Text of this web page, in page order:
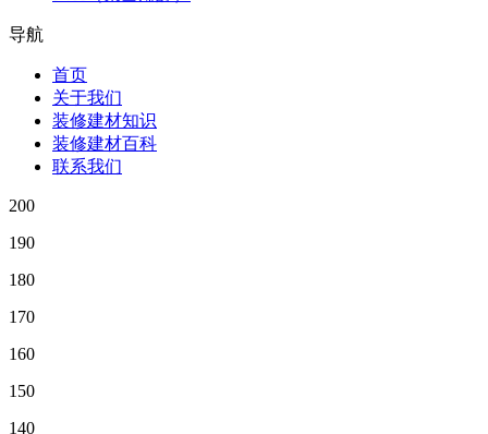
导航
首页
关于我们
装修建材知识
装修建材百科
联系我们
200
190
180
170
160
150
140